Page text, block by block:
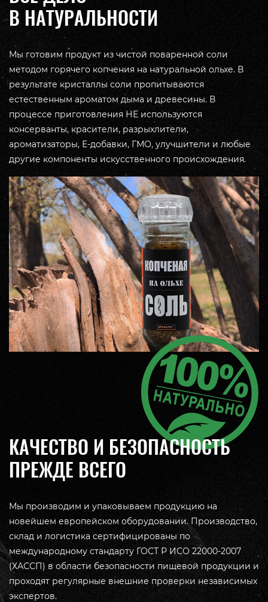
В НАТУРАЛЬНОСТИ
Мы готовим продукт из чистой поваренной соли
методом горячего копчения на натуральной ольхе. В
результате кристаллы соли пропитываются
естественным ароматом дыма и древесины. В
процессе приготовления НЕ используются
консерванты, красители, разрыхлители,
ароматизаторы, Е-добавки, ГМО, улучшители и любые
другие компоненты искусственного происхождения.
КАЧЕСТВО И БЕЗОПАСНОСТЬ
ПРЕЖДЕ ВСЕГО
Мы производим и упаковываем продукцию на
новейшем европейском оборудовании. Производство,
склад и логистика сертифицированы по
международному стандарту ГОСТ Р ИСО 22000-2007
(ХАССП) в области безопасности пищевой продукции и
проходят регулярные внешние проверки независимых
экспертов.